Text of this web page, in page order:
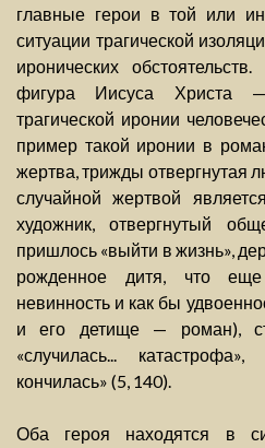
главные герои в той или
ситуации трагической
иронических
фигура Иисуса Христа —
трагической иронии
пример такой иронии в
жертва, трижды отвергнутая
случайной жертвой
художник, отвергнутый
пришлось «выйти в жизнь»,
рожденное дитя, что еще
невинность и как бы
и его детище — роман),
«случилась...
кончилась» (5, 140).
Оба героя находятся в